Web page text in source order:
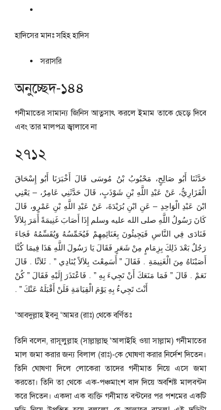
হাদিসের মানঃসহিহ হাদিস
সরাসরি
অনুচ্ছেদ-১৪৪
গনীমাতের সামান্য জিনিস আত্নসাৎ করলে ইমাম তাকে ছেড়ে দিবে
এবং তার মালপত্র জ্বালাবে না
২৭১২
حَدَّثَنَا أَبُو صَالِحٍ، مَحْبُوبُ بْنُ مُوسَى قَالَ أَخْبَرَنَا أَبُو إِسْحَاقَ
الْفَزَارِيُّ، عَنْ عَبْدِ اللَّهِ بْنِ شَوْذَبٍ، قَالَ حَدَّثَنِي عَامِرٌ، – يَعْنِي
ابْنَ عَبْدِ الْوَاحِدِ – عَنِ ابْنِ بُرَيْدَةَ، عَنْ عَبْدِ اللَّهِ بْنِ عَمْرٍو، قَالَ
كَانَ رَسُولُ اللَّهِ صلى الله عليه وسلم إِذَا أَصَابَ غَنِيمَةً أَمَرَ بِلاَلاً
فَنَادَى فِي النَّاسِ فَيَجِيئُونَ بِغَنَائِمِهِمْ فَيُخَمِّسُهُ وَيُقَسِّمُهُ فَجَاءَ
رَجُلٌ بَعْدَ ذَلِكَ بِزِمَامٍ مِنْ شَعَرٍ فَقَالَ يَا رَسُولَ اللَّهِ هَذَا فِيمَا كُنَّا
أَصَبْنَاهُ مِنَ الْغَنِيمَةِ ‏.‏ فَقَالَ ‏”‏ أَسَمِعْتَ بِلاَلاً يُنَادِي ‏”‏ ‏.‏ ثَلاَثًا ‏.‏ قَالَ
نَعَمْ ‏.‏ قَالَ ‏”‏ فَمَا مَنَعَكَ أَنْ تَجِيءَ بِهِ ‏”‏ ‏.‏ فَاعْتَذَرَ إِلَيْهِ فَقَالَ ‏”‏ كُنْ
أَنْتَ تَجِيءُ بِهِ يَوْمَ الْقِيَامَةِ فَلَنْ أَقْبَلَهُ عَنْكَ ‏”‏ ‏.‏
‘আবদুল্লাহ ইবনু ‘আমর (রাঃ) থেকে বর্ণিতঃ
তিনি বলেন, রাসূলুল্লাহ (সাল্লাল্লাহু ‘আলাইহি ওয়া সাল্লাম) গনীমাতের
মাল জমা করার জন্য বিলাল (রাঃ)-কে ঘোষণা করার নির্দেশ দিতেন।
তিনি ঘোষণা দিলে লোকেরা তাদের গনীমাত নিয়ে এসে জমা
করতো। তিনি তা থেকে এক-পঞ্চমাংশ বাদ দিয়ে অবশিষ্ট মালবন্টন
করে দিতেন। একদা এক ব্যক্তি গনীমাত বন্টনের পর পশমের একটি